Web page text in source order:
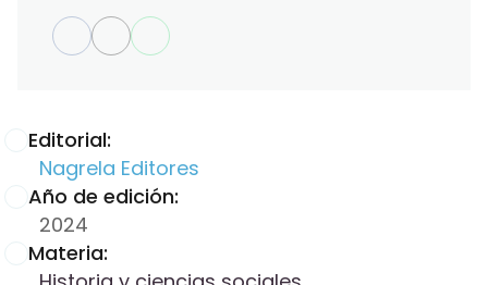
Editorial:
Nagrela Editores
Año de edición:
2024
Materia: